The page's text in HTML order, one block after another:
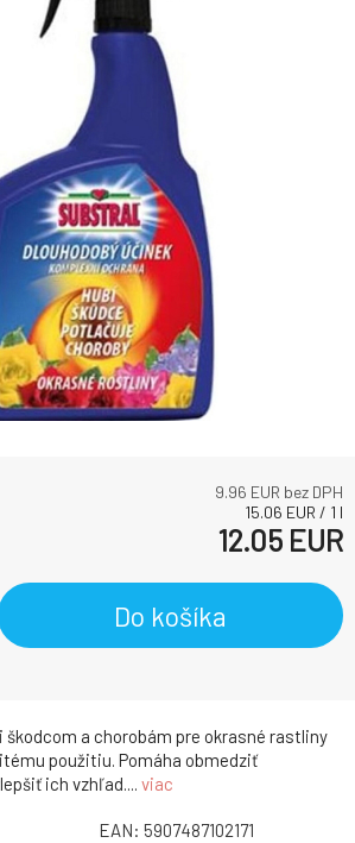
a chorobám pre okrasné rastliny
použitiu. Pomáha obmedziť
ich vzhľad.... viac
9.96 EUR bez DPH
15.06 EUR / 1 l
12.05 EUR
Do košíka
EAN: 5907487102171